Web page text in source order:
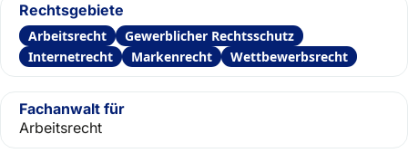
Rechtsgebiete
Arbeitsrecht
Gewerblicher Rechtsschutz
Internetrecht
Markenrecht Wettbewerbsrecht
Fachanwalt für
Arbeitsrecht